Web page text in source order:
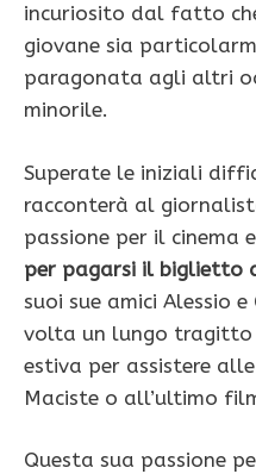
incuriosito dal fatto
giovane sia
paragonata agli altri
minorile.
Superate le iniziali
racconterà al
passione per il cinema e
per pagarsi il biglietto
suoi sue amici Alessio
volta un lungo tragitto
estiva per assistere
Maciste o all’ultimo
Questa sua passione